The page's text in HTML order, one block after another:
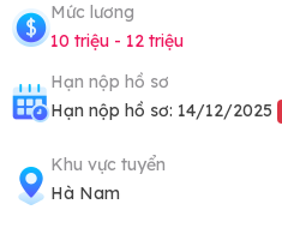
Mức lương
10 triệu - 12 triệu
Hạn nộp hồ sơ
Hạn nộp hồ sơ: 14/12/2025
Khu vực tuyển
Hà Nam